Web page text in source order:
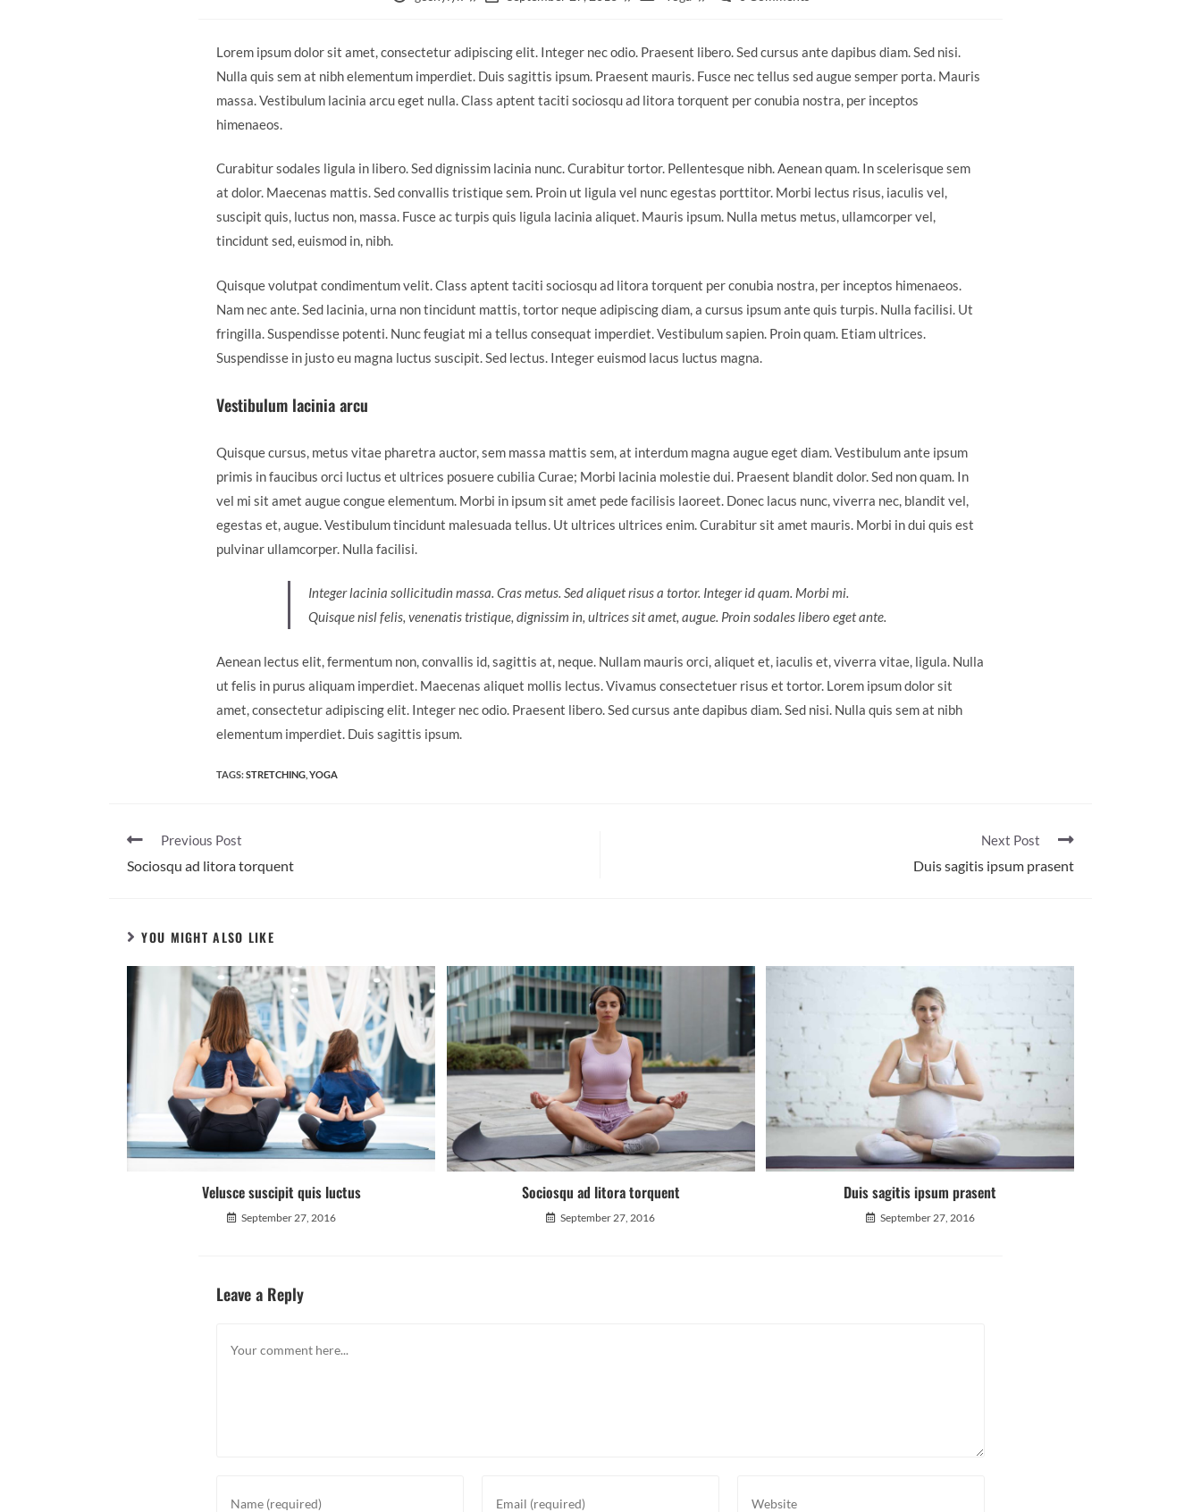
Lorem ipsum dolor sit amet, consectetur adipiscing elit. Integer nec odio. Praesent libero. Sed cursus ante dapibus diam. Sed nisi.
Nulla quis sem at nibh elementum imperdiet. Duis sagittis ipsum. Praesent mauris. Fusce nec tellus sed augue semper porta. Mauris
massa. Vestibulum lacinia arcu eget nulla. Class aptent taciti sociosqu ad litora torquent per conubia nostra, per inceptos
himenaeos.
Curabitur sodales ligula in libero. Sed dignissim lacinia nunc. Curabitur tortor. Pellentesque nibh. Aenean quam. In scelerisque sem
at dolor. Maecenas mattis. Sed convallis tristique sem. Proin ut ligula vel nunc egestas porttitor. Morbi lectus risus, iaculis vel,
suscipit quis, luctus non, massa. Fusce ac turpis quis ligula lacinia aliquet. Mauris ipsum. Nulla metus metus, ullamcorper vel,
tincidunt sed, euismod in, nibh.
Quisque volutpat condimentum velit. Class aptent taciti sociosqu ad litora torquent per conubia nostra, per inceptos himenaeos.
Nam nec ante. Sed lacinia, urna non tincidunt mattis, tortor neque adipiscing diam, a cursus ipsum ante quis turpis. Nulla facilisi. Ut
fringilla. Suspendisse potenti. Nunc feugiat mi a tellus consequat imperdiet. Vestibulum sapien. Proin quam. Etiam ultrices.
Suspendisse in justo eu magna luctus suscipit. Sed lectus. Integer euismod lacus luctus magna.
Vestibulum lacinia arcu
Quisque cursus, metus vitae pharetra auctor, sem massa mattis sem, at interdum magna augue eget diam. Vestibulum ante ipsum
primis in faucibus orci luctus et ultrices posuere cubilia Curae; Morbi lacinia molestie dui. Praesent blandit dolor. Sed non quam. In
vel mi sit amet augue congue elementum. Morbi in ipsum sit amet pede facilisis laoreet. Donec lacus nunc, viverra nec, blandit vel,
egestas et, augue. Vestibulum tincidunt malesuada tellus. Ut ultrices ultrices enim. Curabitur sit amet mauris. Morbi in dui quis est
pulvinar ullamcorper. Nulla facilisi.
Integer lacinia sollicitudin massa. Cras metus. Sed aliquet risus a tortor. Integer id quam. Morbi mi.
Quisque nisl felis, venenatis tristique, dignissim in, ultrices sit amet, augue. Proin sodales libero eget ante.
Aenean lectus elit, fermentum non, convallis id, sagittis at, neque. Nullam mauris orci, aliquet et, iaculis et, viverra vitae, ligula. Nulla
ut felis in purus aliquam imperdiet. Maecenas aliquet mollis lectus. Vivamus consectetuer risus et tortor. Lorem ipsum dolor sit
amet, consectetur adipiscing elit. Integer nec odio. Praesent libero. Sed cursus ante dapibus diam. Sed nisi. Nulla quis sem at nibh
elementum imperdiet. Duis sagittis ipsum.
TAGS:STRETCHING YOGA
Previous Post
Sociosqu ad litora torquent
Next Post
Duis sagitis ipsum prasent
YOU MIGHT ALSO LIKE
Velusce suscipit quis luctus
September 27, 2016
Sociosqu ad litora torquent
September 27, 2016
Duis sagitis ipsum prasent
September 27, 2016
Leave a Reply